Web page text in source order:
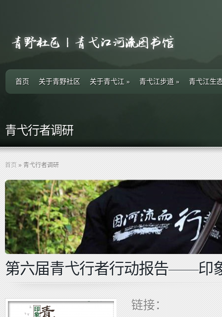
首页 关于青野社区 关于青弋江 » 青弋江步道 » 青弋江生
青弋行者调研
首页 » 青弋行者调研
第六届青弋行者行动报告——印
链接：